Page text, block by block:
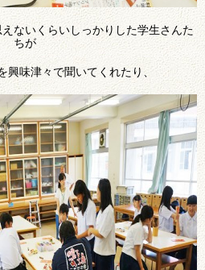
ないくらいしっかりした学生さんた
ちが
興味津々で聞いてくれたり、